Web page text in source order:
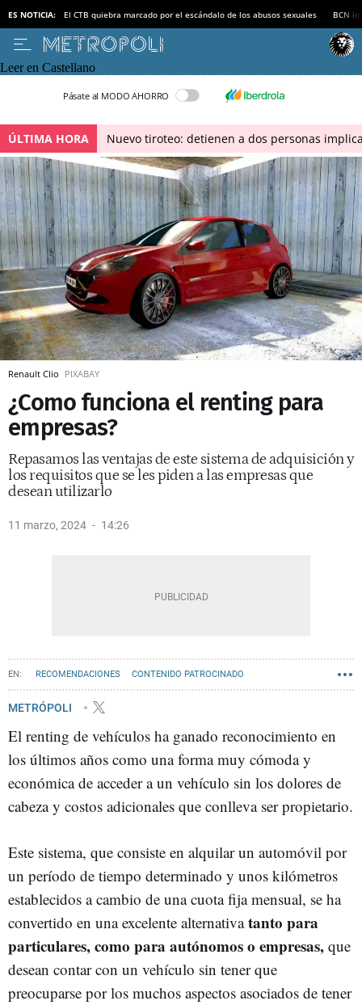
ES NOTICIA: El CTB quiebra marcado por el escándalo de los abusos sexuales BCN
Leer en Castellano
Pásate al MODO AHORRO
ÚLTIMA HORA Nuevo tiroteo: detienen a dos personas
Renault Clio PIXABAY
¿Como funciona el renting para
empresas?
Repasamos las ventajas de este sistema de adquisición y
los requisitos que se les piden a las empresas que
desean utilizarlo
11 marzo, 2024 14:26
RECOMENDACIONES CONTENIDO PATROCINADO
METRÓPOLI
El renting de vehículos ha ganado reconocimiento en
los últimos años como una forma muy cómoda y
económica de acceder a un vehículo sin los dolores de
cabeza y costos adicionales que conlleva ser propietario.
Este sistema, que consiste en alquilar un automóvil por
un período de tiempo determinado y unos kilómetros
establecidos a cambio de una cuota fija mensual, se ha
convertido en una excelente alternativatanto para
particulares, como para autónomos o empresas, que
desean contar con un vehículo sin tener que
preocuparse por los muchos aspectos asociados de tener